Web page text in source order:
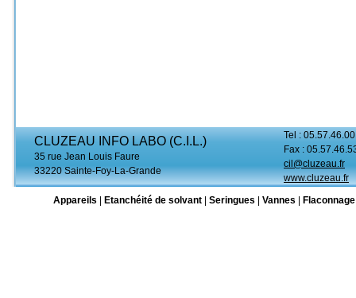
CLUZEAU INFO LABO (C.I.L.)
35 rue Jean Louis Faure
33220 Sainte-Foy-La-Grande
Tel :
Fax :
cil@cluzeau.fr
www.cluzeau.fr
Appareils
Etanchéité de solvant Seringues Vannes Flaconnage